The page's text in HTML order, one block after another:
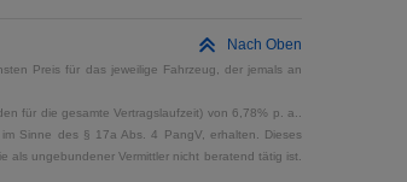
Nach Oben
Preis für das jeweilige Fahrzeug, der jemals an
für die gesamte Vertragslaufzeit) von 6,78% p. a..
Sinne des § 17a Abs. 4 PangV, erhalten. Dieses
ungebundener Vermittler nicht beratend tätig ist.